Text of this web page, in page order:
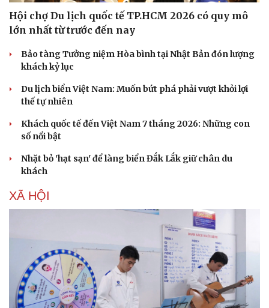
Hội chợ Du lịch quốc tế TP.HCM 2026 có quy mô
lớn nhất từ trước đến nay
Bảo tàng Tưởng niệm Hòa bình tại Nhật Bản đón lượng
khách kỷ lục
Du lịch biển Việt Nam: Muốn bứt phá phải vượt khỏi lợi
thế tự nhiên
Khách quốc tế đến Việt Nam 7 tháng 2026: Những con
số nổi bật
Nhặt bỏ 'hạt sạn' để làng biển Đắk Lắk giữ chân du
khách
XÃ HỘI